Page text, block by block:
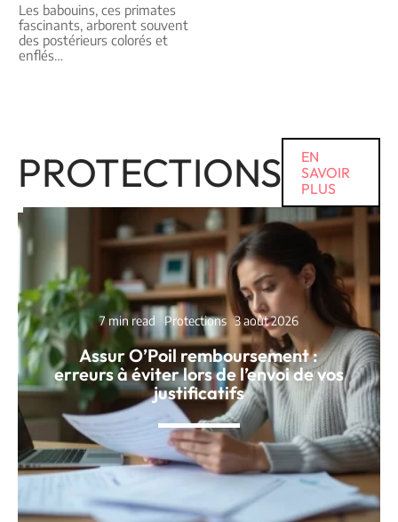
Les babouins, ces primates
fascinants, arborent souvent
des postérieurs colorés et
enflés…
PROTECTIONS
EN
SAVOIR
PLUS
7 min read Protections 3 août 2026
Assur O’Poil remboursement :
erreurs à éviter lors de l’envoi de vos
justificatifs